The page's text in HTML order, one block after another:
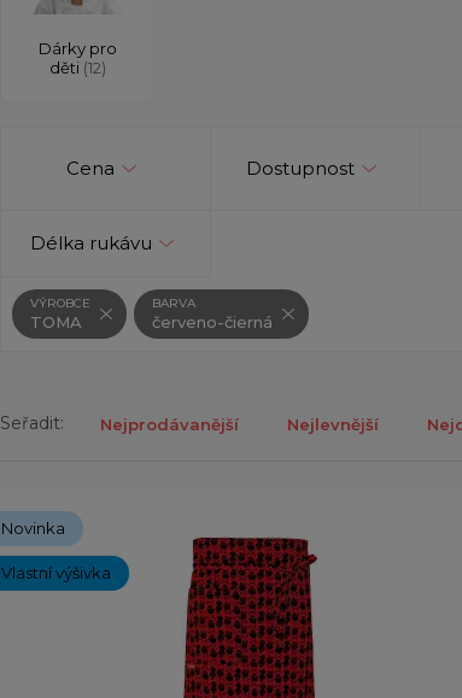
Dárky pro
děti (12)
Cena Dostupnost
Délka rukávu
VÝROBCE
TOMA
BARVA
červeno-čierná
Seřadit: Nejprodávanější Nejlevnější
Novinka
Vlastní výšivka